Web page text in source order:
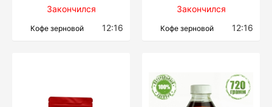
Закончился
Кофе зерновой 12:16
Закончился
Кофе зерновой 12:16